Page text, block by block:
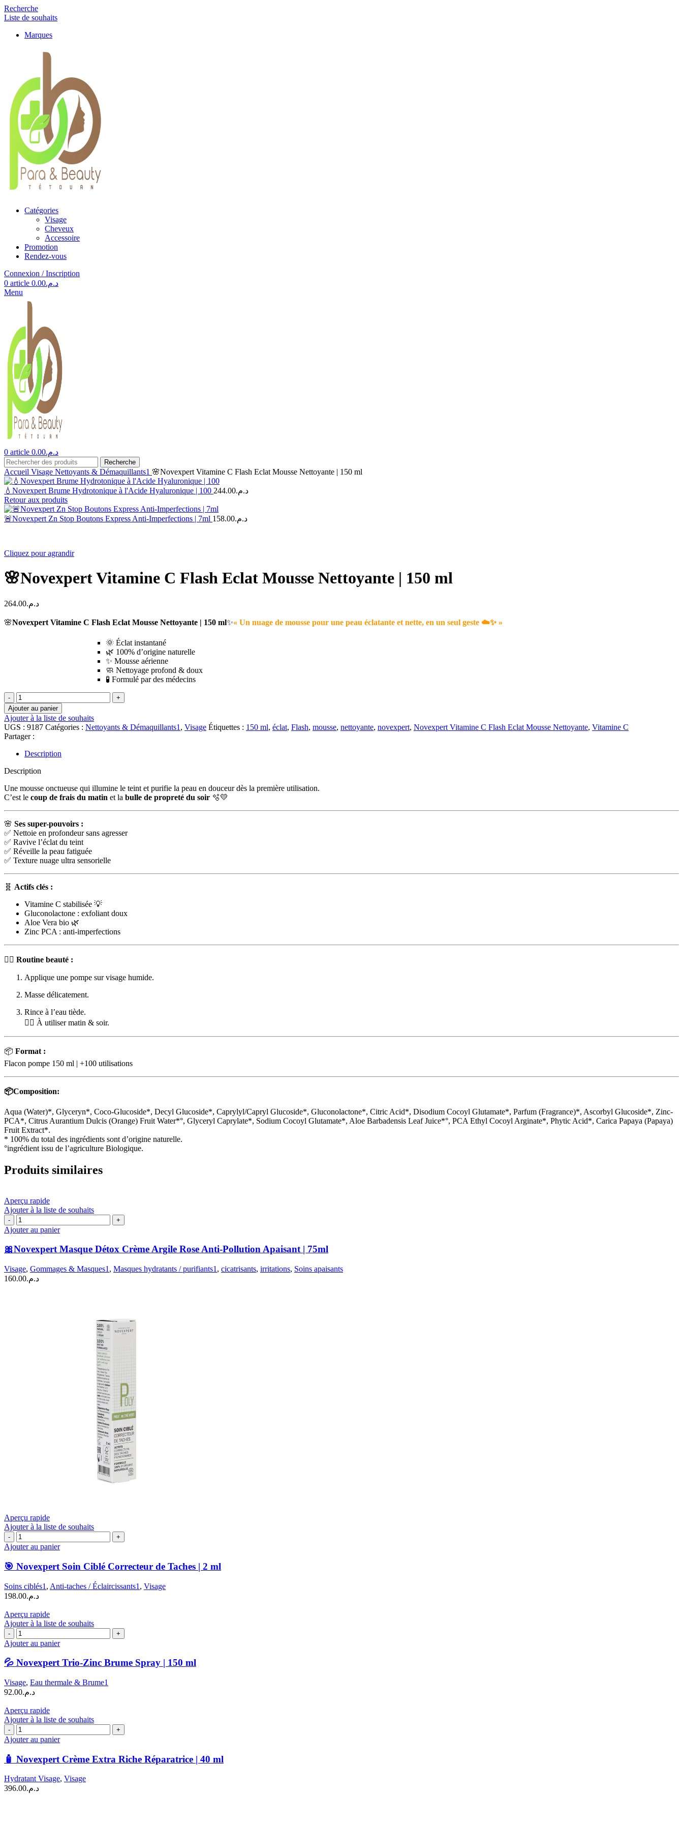
Recherche
Liste de souhaits
Marques
Catégories
Visage
Cheveux
Accessoire
Promotion
Rendez-vous
Connexion / Inscription
0 article د.م.0.00
Menu
0 article د.م.0.00
Recherche
Accueil Visage Nettoyants & Démaquillants1 🌸Novexpert Vitamine C Flash Eclat Mousse Nettoyante | 150 ml
💧Novexpert Brume Hydrotonique à l'Acide Hyaluronique | 100 د.م.244.00
Retour aux produits
🚨Novexpert Zn Stop Boutons Express Anti-Imperfections | 7ml د.م.158.00
Cliquez pour agrandir
🌸Novexpert Vitamine C Flash Eclat Mousse Nettoyante | 150 ml
د.م.264.00
🌸Novexpert Vitamine C Flash Eclat Mousse Nettoyante | 150 ml✨« Un nuage de mousse pour une peau éclatante et nette, en un seul geste ☁️✨ »
🌞 Éclat instantané
🌿 100% d’origine naturelle
✨ Mousse aérienne
🧼 Nettoyage profond & doux
🧪 Formulé par des médecins
quantité
de
🌸
Novexpert
Vitamine
C
Flash
Eclat
Mousse
|
150
Ajouter au panier
Ajouter à la liste de souhaits
UGS : 9187 Catégories : Nettoyants & Démaquillants1 , Visage Étiquettes : 150 ml, éclat, Flash, mousse, nettoyante, novexpert, Novexpert Vitamine C Flash Eclat Mousse Nettoyante, Vitamine C
Partager :
Description
Description
Une mousse onctueuse qui illumine le teint et purifie la peau en douceur dès la première utilisation.
C’est le coup de frais du matin et la bulle de propreté du soir 🫧💛
🌸 Ses super-pouvoirs :
✅ Nettoie en profondeur sans agresser
✅ Ravive l’éclat du teint
✅ Réveille la peau fatiguée
✅ Texture nuage ultra sensorielle
🧬 Actifs clés :
Vitamine C stabilisée 💡
Gluconolactone : exfoliant doux
Aloe Vera bio 🌿
Zinc PCA : anti-imperfections
💆‍♀️ Routine beauté :
Applique une pompe sur visage humide.
Masse délicatement.
Rince à l’eau tiède.
🧖‍♀️ À utiliser matin & soir.
📦 Format :
Flacon pompe 150 ml | +100 utilisations
📦Composition:
Aqua (Water)*, Glyceryn*, Coco-Glucoside*, Decyl Glucoside*, Caprylyl/Capryl Glucoside*, Gluconolactone*, Citric Acid*, Disodium Cocoyl Glutamate*, Parfum (Fragrance)*, Ascorbyl Glucoside*, Zinc-
PCA*, Citrus Aurantium Dulcis (Orange) Fruit Water*°, Glyceryl Caprylate*, Sodium Cocoyl Glutamate*, Aloe Barbadensis Leaf Juice*°, PCA Ethyl Cocoyl Arginate*, Phytic Acid*, Carica Papaya (Papaya)
Fruit Extract*.
* 100% du total des ingrédients sont d’origine naturelle.
°ingrédient issu de l’agriculture Biologique.
Produits similaires
Aperçu rapide
Ajouter à la liste de souhaits
quantité
de
Novexpert
Masque
Détox
Crème
Argile
Ajouter au panier
🎀Novexpert Masque Détox Crème Argile Rose Anti-Pollution Apaisant | 75ml
Visage, Gommages & Masques1 , Masques hydratants / purifiants1 , cicatrisants, irritations, Soins apaisants
د.م.160.00
Aperçu rapide
Ajouter à la liste de souhaits
quantité
de
Novexpert
Soin
Correcteur
de
|
2
ml
Ajouter au panier
🎯 Novexpert Soin Ciblé Correcteur de Taches | 2 ml
Soins ciblés1 , Anti-taches / Éclaircissants1 , Visage
د.م.198.00
Aperçu rapide
Ajouter à la liste de souhaits
quantité
de
Novexpert
Trio-
Zinc
Brume
Spray
150
ml
Ajouter au panier
💦 Novexpert Trio-Zinc Brume Spray | 150 ml
Visage, Eau thermale & Brume1
د.م.92.00
Aperçu rapide
Ajouter à la liste de souhaits
quantité
de
Novexpert
Crème
Extra
Riche
Réparatrice
Ajouter au panier
🧴 Novexpert Crème Extra Riche Réparatrice | 40 ml
Hydratant Visage, Visage
د.م.396.00